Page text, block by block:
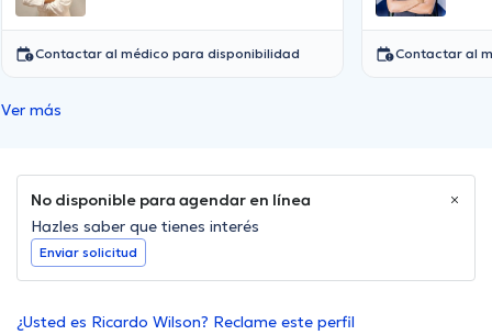
Contactar al médico para disponibilidad Contactar al
Ver más
No disponible para agendar en línea
Hazles saber que tienes interés
Enviar solicitud
¿Usted es Ricardo Wilson? Reclame este perfil